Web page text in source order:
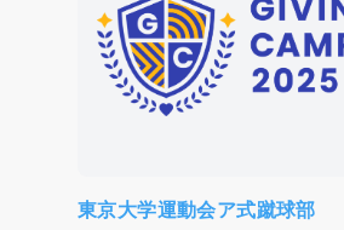
東京大学運動会ア式蹴球部